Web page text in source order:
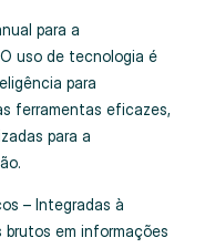
para a
uso de tecnologia é
para
ferramentas eficazes,
para a
– Integradas à
em informações